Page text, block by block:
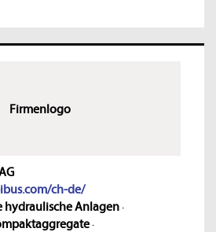
Firmenlogo
ch-de/
Anlagen·
·